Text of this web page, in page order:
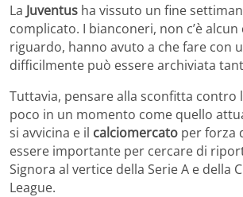
La Juventus ha vissuto un fine
complicato. I bianconeri, non c’è
riguardo, hanno avuto a che fare con
difficilmente può essere archiviata
Tuttavia, pensare alla sconfitta contro
poco in un momento come quello
si avvicina e il calciomercato per forza
essere importante per cercare di
Signora al vertice della Serie A e della
League.